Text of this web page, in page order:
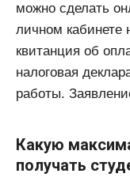
можно сделать
личном
квитанция об
налоговая
работы.
Какую
получать